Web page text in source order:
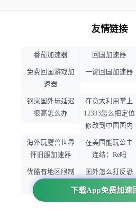
下载App免费加速
友情链接
番茄加速器 回国加速器
免费回国游戏加
速器
一键回国加速器
钢岚国外玩延迟
很高怎么办
在意大利用掌上
12333怎么把定位
修改到中国国内
海外玩魔兽世界
怀旧服加速器
在美国能玩公主
连结：Re吗
优酷有地区限制
国外怎么打反恐
精英：全球攻势